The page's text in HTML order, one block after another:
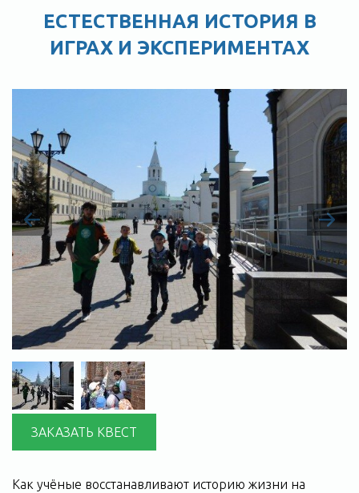
ЕСТЕСТВЕННАЯ ИСТОРИЯ В
ИГРАХ И ЭКСПЕРИМЕНТАХ
ЗАКАЗАТЬ КВЕСТ
Как учёные восстанавливают историю жизни на